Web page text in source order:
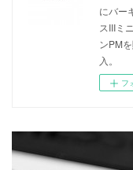
にバー
スIIIミ
ンPM
入。
フ